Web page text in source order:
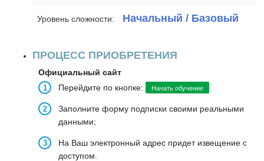
Уровень сложности: Начальный / Базовый
ПРОЦЕСС ПРИОБРЕТЕНИЯ
Официальный сайт
Перейдите по кнопке:
Начать обучение
Заполните форму подписки своими реальными
данными;
На Ваш электронный адрес придет извещение с
доступом.